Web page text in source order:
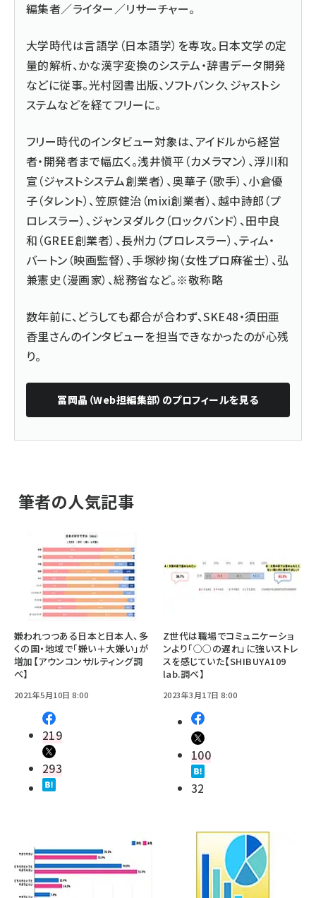
編集者／ライター／リサーチャー。
大学時代は言語学（日本語学）を専攻。日本文学の定
量的解析、かな漢字変換のシステム・辞書データ開発
などに従事。光村図書出版、ソフトバンク、ジャストシ
ステムなどを経てフリーに。
フリー時代のインタビュー対象は、アイドルから経営
者・開発者まで幅広く。浅井愼平（カメラマン）、浮川和
宣（ジャストシステム創業者）、奥華子（歌手）、小倉優
子（タレント）、笠原健治（mixi創業者）、越中詩郎（プ
ロレスラー）、ジャンヌダルク（ロックバンド）、田中良
和（GREE創業者）、長州力（プロレスラー）、ティム・
バートン（映画監督）、手塚紗掬（女性プロ麻雀士）、弘
兼憲史（漫画家）、総務省など。※敬称略
数年前に、どうしても都合が合わず、SKE48・須田亜
香里さんのインタビューを担当できなかったのが心残
り。
冨岡晶（Web担編集部） のプロフィールを見る
筆者の人気記事
嫌われつつある日本と日本人、多
くの国・地域で「嫌い＋大嫌い」が
増加【アウンコンサルティング調
べ】
2021年5月10日 8:00
219
293
Z世代は職場でコミュニケーショ
ンより「○○の遅れ」に強いストレ
スを感じていた【SHIBUYA109
lab.調べ】
2023年3月17日 8:00
100
32